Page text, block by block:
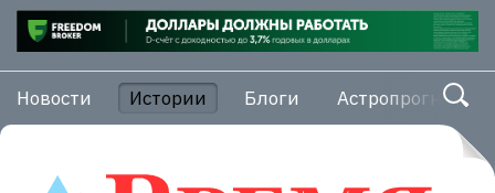
Новости Истории Блоги Астропрогноз